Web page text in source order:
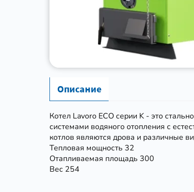
Описание
Котел Lavoro ECO серии K - это
системами водяного отопления с
котлов являются дрова и различные
Тепловая мощность 32
Отапливаемая площадь 300
Вес 254